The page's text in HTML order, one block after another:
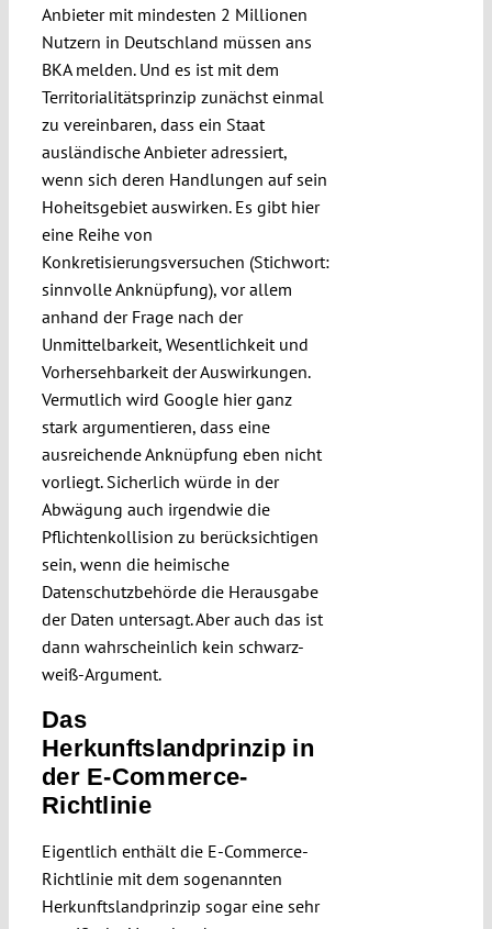
Anbieter mit mindesten 2 Millionen
Nutzern in Deutschland müssen ans
BKA melden. Und es ist mit dem
Territorialitätsprinzip zunächst einmal
zu vereinbaren, dass ein Staat
ausländische Anbieter adressiert,
wenn sich deren Handlungen auf sein
Hoheitsgebiet auswirken. Es gibt hier
eine Reihe von
Konkretisierungsversuchen (Stichwort:
sinnvolle Anknüpfung), vor allem
anhand der Frage nach der
Unmittelbarkeit, Wesentlichkeit und
Vorhersehbarkeit der Auswirkungen.
Vermutlich wird Google hier ganz
stark argumentieren, dass eine
ausreichende Anknüpfung eben nicht
vorliegt. Sicherlich würde in der
Abwägung auch irgendwie die
Pflichtenkollision zu berücksichtigen
sein, wenn die heimische
Datenschutzbehörde die Herausgabe
der Daten untersagt. Aber auch das ist
dann wahrscheinlich kein schwarz-
weiß-Argument.
Das
Herkunftslandprinzip in
der E-Commerce-
Richtlinie
Eigentlich enthält die E-Commerce-
Richtlinie mit dem sogenannten
Herkunftslandprinzip sogar eine sehr